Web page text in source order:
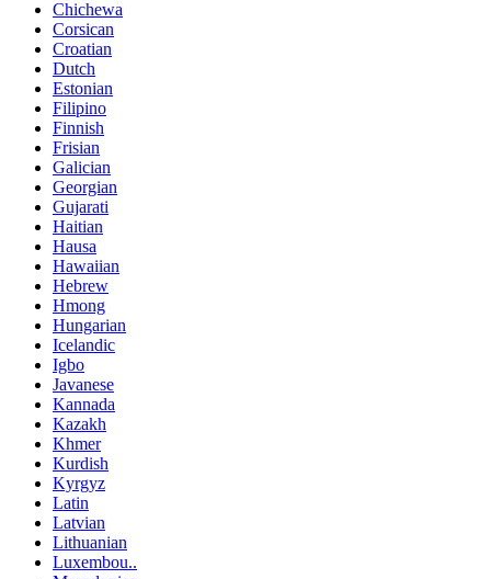
Chichewa
Corsican
Croatian
Dutch
Estonian
Filipino
Finnish
Frisian
Galician
Georgian
Gujarati
Haitian
Hausa
Hawaiian
Hebrew
Hmong
Hungarian
Icelandic
Igbo
Javanese
Kannada
Kazakh
Khmer
Kurdish
Kyrgyz
Latin
Latvian
Lithuanian
Luxembou..